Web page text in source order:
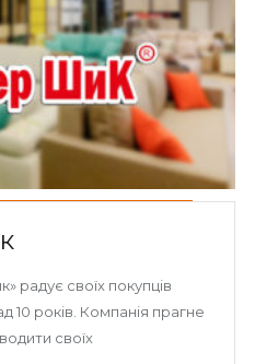
радує своїх покупців
10 років. Компанія прагне
своїх